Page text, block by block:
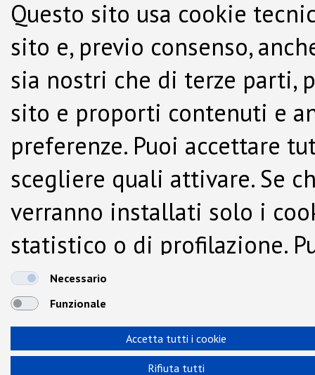
Questo sito usa cookie
sito e, previo consenso,
sia nostri che di terze parti,
sito e proporti contenuti e
preferenze. Puoi accettare
scegliere quali attivare. Se
verranno installati solo i
statistico o di profilazione.
dalla Cookie Policy.
Necessario
Funzionale
Accetta tutti i cookie
Rifiuta tutti